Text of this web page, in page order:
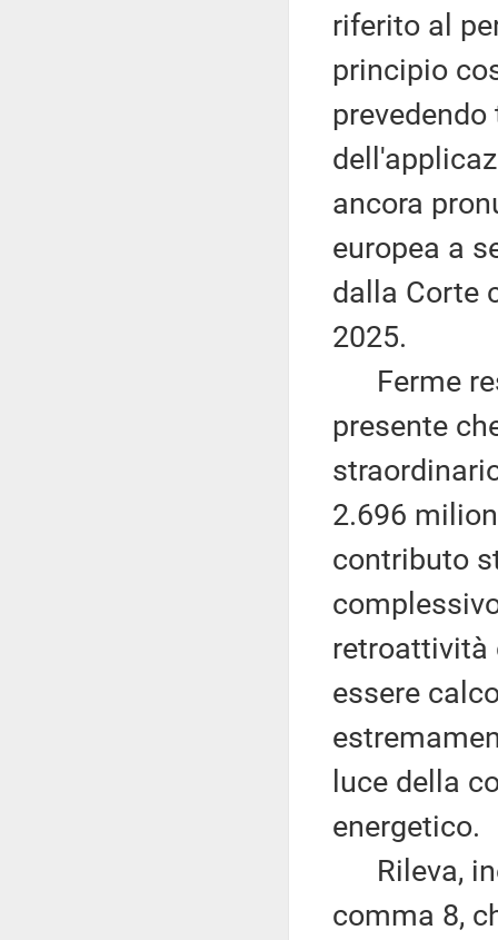
riferito al
principio
ancora
europea a
dalla Corte
2025.
Ferme
presente
2.696
contributo
retroattività
essere
luce della
energetico.
Rileva,
comma 8,